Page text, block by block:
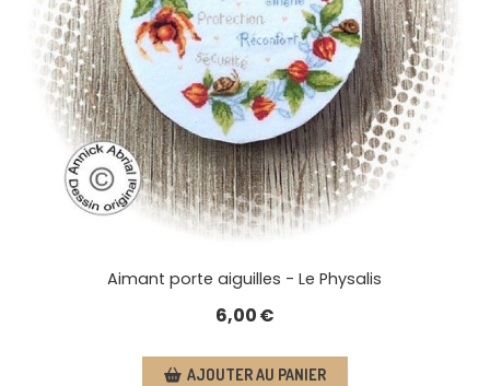
Aimant porte aiguilles - Le Physalis
6,00€
AJOUTER AU PANIER